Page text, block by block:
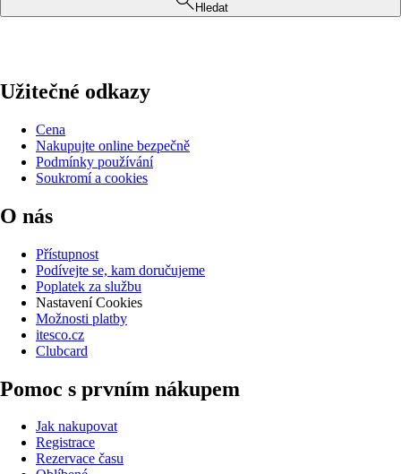
Hledat
Užitečné odkazy
Cena
Nakupujte online bezpečně
Podmínky používání
Soukromí a cookies
O nás
Přístupnost
Podívejte se, kam doručujeme
Poplatek za službu
Nastavení Cookies
Možnosti platby
itesco.cz
Clubcard
Pomoc s prvním nákupem
Jak nakupovat
Registrace
Rezervace času